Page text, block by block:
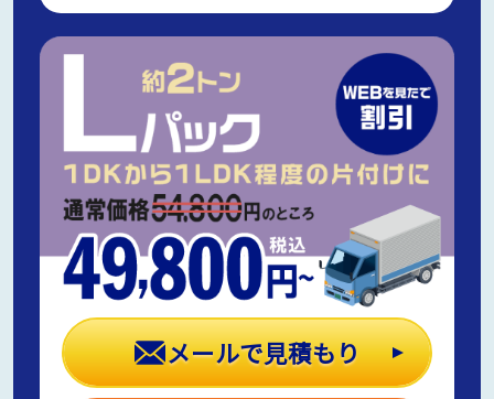
メールで見積もり